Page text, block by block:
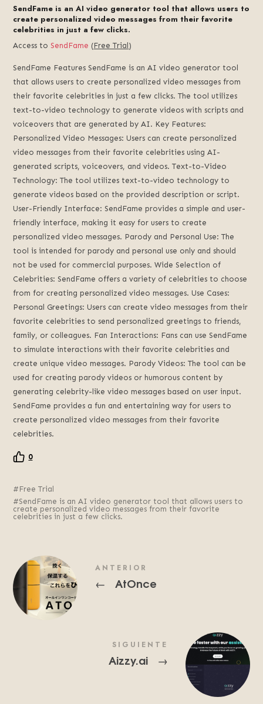
SendFame is an AI video generator tool that allows users to
create personalized video messages from their favorite
celebrities in just a few clicks.
Access to SendFame (Free Trial )
SendFame Features SendFame is an AI video generator tool
that allows users to create personalized video messages from
their favorite celebrities in just a few clicks. The tool utilizes
text-to-video technology to generate videos with scripts and
voiceovers that are generated by AI. Key Features:
Personalized Video Messages: Users can create personalized
video messages from their favorite celebrities using AI-
generated scripts, voiceovers, and videos. Text-to-Video
Technology: The tool utilizes text-to-video technology to
generate videos based on the provided description or script.
User-Friendly Interface: SendFame provides a simple and user-
friendly interface, making it easy for users to create
personalized video messages. Parody and Personal Use: The
tool is intended for parody and personal use only and should
not be used for commercial purposes. Wide Selection of
Celebrities: SendFame offers a variety of celebrities to choose
from for creating personalized video messages. Use Cases:
Personal Greetings: Users can create video messages from their
favorite celebrities to send personalized greetings to friends,
family, or colleagues. Fan Interactions: Fans can use SendFame
to simulate interactions with their favorite celebrities and
create unique video messages. Parody Videos: The tool can be
used for creating parody videos or humorous content by
generating celebrity-like video messages based on user input.
SendFame provides a fun and entertaining way for users to
create personalized video messages from their favorite
celebrities.
0
Free Trial
SendFame is an AI video generator tool that allows users to
create personalized video messages from their favorite
celebrities in just a few clicks.
ANTERIOR
← AtOnce
SIGUIENTE
Aizzy.ai →